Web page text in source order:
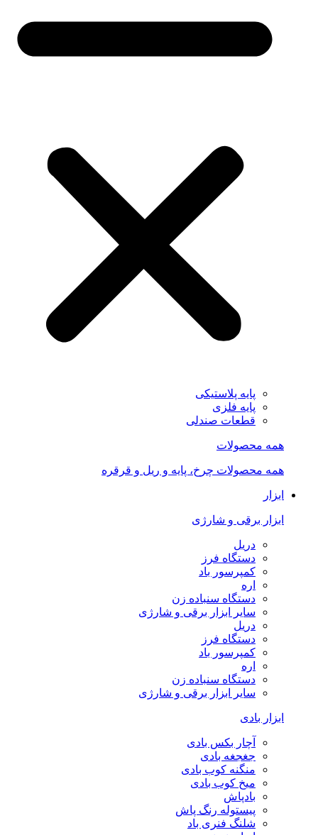
پایه پلاستیکی
پایه فلزی
قطعات صندلی
همه محصولات
همه محصولات چرخ، پایه و ریل و قرقره
ابزار
ابزار برقی و شارژی
دریل
دستگاه فرز
کمپرسور باد
اره
دستگاه سنباده زن
سایر ابزار برقی و شارژی
دریل
دستگاه فرز
کمپرسور باد
اره
دستگاه سنباده زن
سایر ابزار برقی و شارژی
ابزار بادی
آچار بکس بادی
جغجغه بادی
منگنه کوب بادی
میخ کوب بادی
بادپاش
پیستوله رنگ پاش
شلنگ فنری باد